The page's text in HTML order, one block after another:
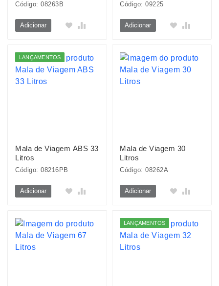
Código: 08263B
Adicionar
Código: 09225
Adicionar
LANÇAMENTOS
Mala de Viagem ABS 33
Litros
Código: 08216PB
Adicionar
Mala de Viagem 30
Litros
Código: 08262A
Adicionar
LANÇAMENTOS